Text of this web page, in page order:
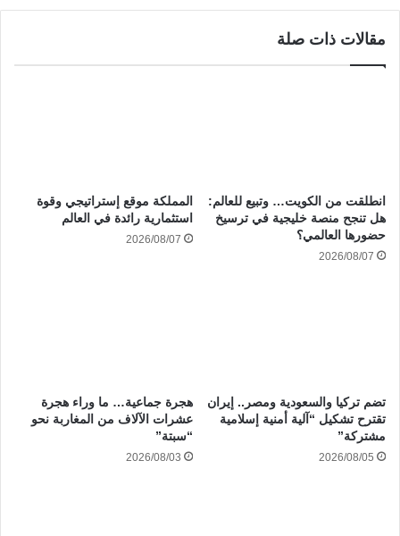
مقالات ذات صلة
انطلقت من الكويت… وتبيع للعالم:
هل تنجح منصة خليجية في ترسيخ
حضورها العالمي؟
2026/08/07
المملكة موقع إستراتيجي وقوة
استثمارية رائدة في العالم
2026/08/07
تضم تركيا والسعودية ومصر.. إيران
تقترح تشكيل “آلية أمنية إسلامية
مشتركة”
2026/08/05
هجرة جماعية… ما وراء هجرة
عشرات الآلاف من المغاربة نحو
“سبتة”
2026/08/03